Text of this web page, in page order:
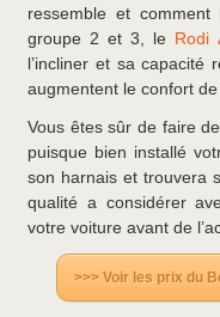
ressemble et comment
groupe 2 et 3, le Rodi
l’incliner et sa capacité
augmentent le confort de
Vous êtes sûr de faire
puisque bien installé
son harnais et trouvera
qualité a considérer
votre voiture avant de
>>> Voir les prix du